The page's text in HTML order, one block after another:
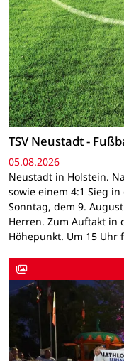
TSV Neustadt -
05.08.2026
Neustadt in Holstein.
sowie einem 4:1 Sieg
Sonntag, dem 9.
Herren. Zum Auftakt in
Höhepunkt. Um 15 Uhr